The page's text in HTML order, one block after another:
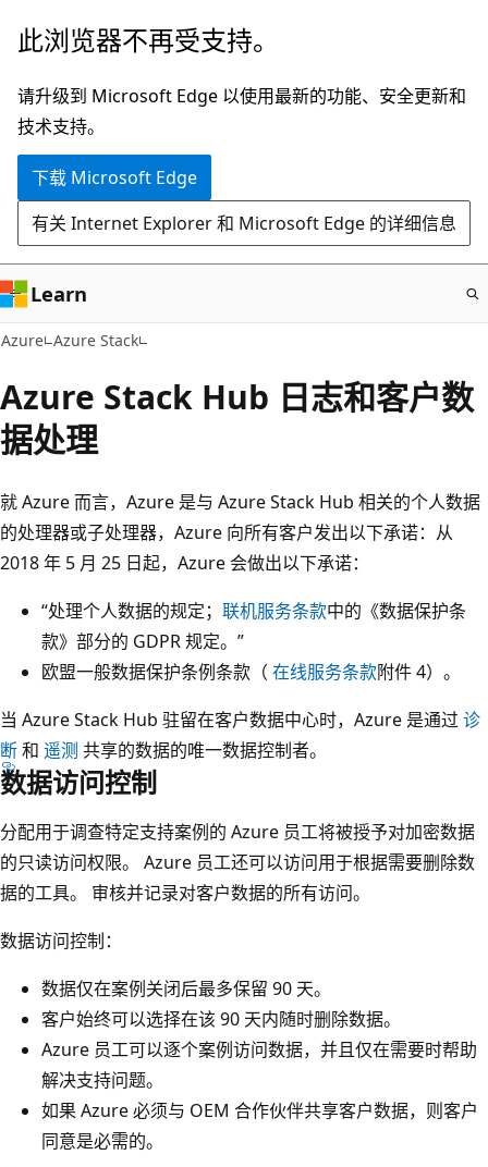
跳
主
要
内
此浏览器不再受支持。
请升级到 Microsoft Edge 以使用最新的功能、安全更新和
技术支持。
下载 Microsoft Edge
有关 Internet Explorer 和 Microsoft Edge 的详细信息
Learn
Azure Azure Stack
Azure Stack Hub 日志和客户数
据处理
就 Azure 而言，Azure 是与 Azure Stack Hub 相关的个人数据
的处理器或子处理器，Azure 向所有客户发出以下承诺：从
2018 年 5 月 25 日起，Azure 会做出以下承诺：
“处理个人数据的规定； 联机服务条款中的《数据保护条
款》部分的 GDPR 规定。”
欧盟一般数据保护条例条款（ 在线服务条款附件 4）。
当 Azure Stack Hub 驻留在客户数据中心时，Azure 是通过 诊
断和 遥测 共享的数据的唯一数据控制者。
数据访问控制
分配用于调查特定支持案例的 Azure 员工将被授予对加密数据
的只读访问权限。 Azure 员工还可以访问用于根据需要删除数
据的工具。 审核并记录对客户数据的所有访问。
数据访问控制：
数据仅在案例关闭后最多保留 90 天。
客户始终可以选择在该 90 天内随时删除数据。
Azure 员工可以逐个案例访问数据，并且仅在需要时帮助
解决支持问题。
如果 Azure 必须与 OEM 合作伙伴共享客户数据，则客户
同意是必需的。